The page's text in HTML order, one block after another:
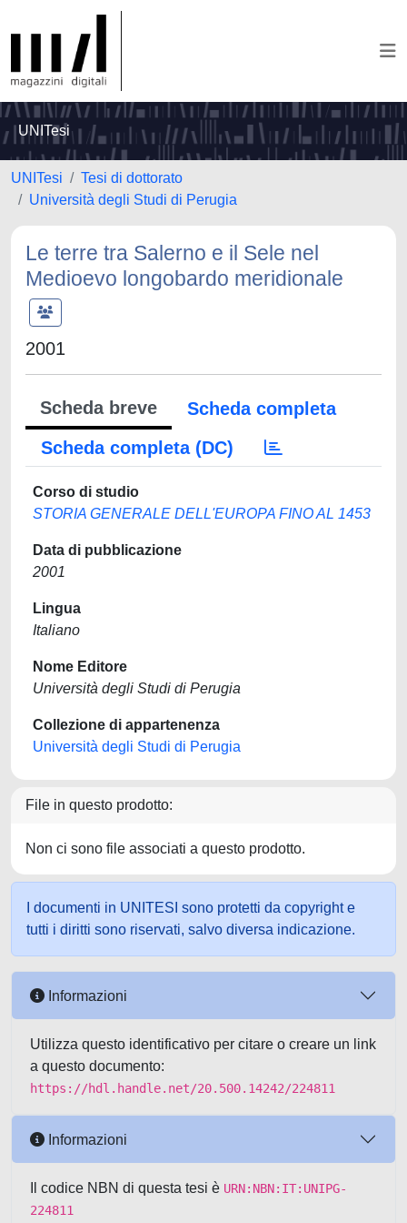
UNITesi
UNITesi
Tesi di dottorato
Università degli Studi di Perugia
Le terre tra Salerno e il Sele nel
Medioevo longobardo meridionale
2001
Scheda breve
Scheda completa
Scheda completa (DC)
Corso di studio
STORIA GENERALE DELL'EUROPA FINO AL 1453
Data di pubblicazione
2001
Lingua
Italiano
Nome Editore
Università degli Studi di Perugia
Collezione di appartenenza
Università degli Studi di Perugia
File in questo prodotto:
Non ci sono file associati a questo prodotto.
I documenti in UNITESI sono protetti da copyright e
tutti i diritti sono riservati, salvo diversa indicazione.
Informazioni
Utilizza questo identificativo per citare o creare un link
a questo documento:
https://hdl.handle.net/20.500.14242/224811
Informazioni
Il codice NBN di questa tesi è URN:NBN:IT:UNIPG-
224811